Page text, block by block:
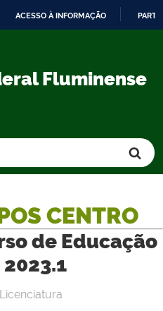
CONTEÚDO
ACESSO À INFORMAÇÃO
Fluminense
CENTRO
de Educação